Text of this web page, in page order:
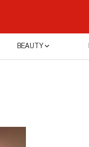
BEAUTY